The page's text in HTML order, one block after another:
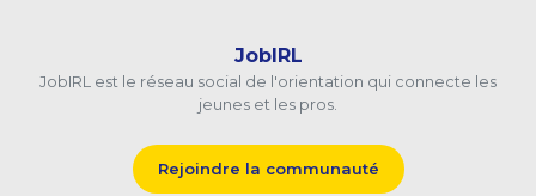
JobIRL
JobIRL est le réseau social de l'orientation qui connecte les
jeunes et les pros.
Rejoindre la communauté